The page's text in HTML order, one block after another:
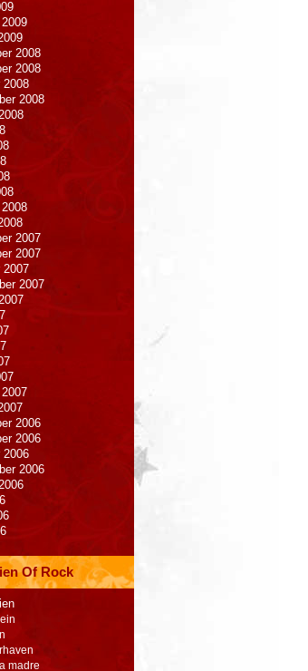
2009
2008
2008
2008
2008
2008
2007
2007
2007
2007
2007
2006
2006
2006
2006
Of Rock
madre